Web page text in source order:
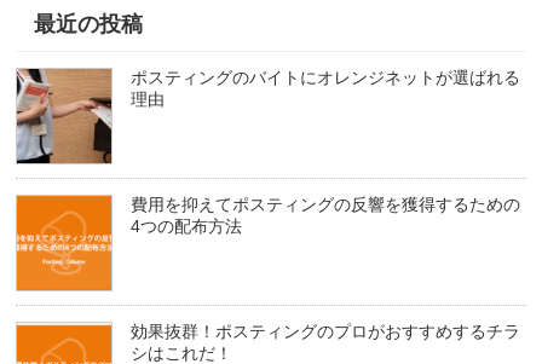
最近の投稿
ポスティングのバイトにオレンジネットが選ばれる
理由
費用を抑えてポスティングの反響を獲得するための
4つの配布方法
効果抜群！ポスティングのプロがおすすめするチラ
シはこれだ！